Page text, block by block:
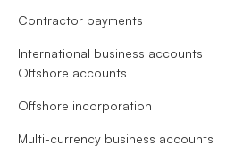
Contractor payments
International business accounts
Offshore accounts
Offshore incorporation
Multi-currency business accounts